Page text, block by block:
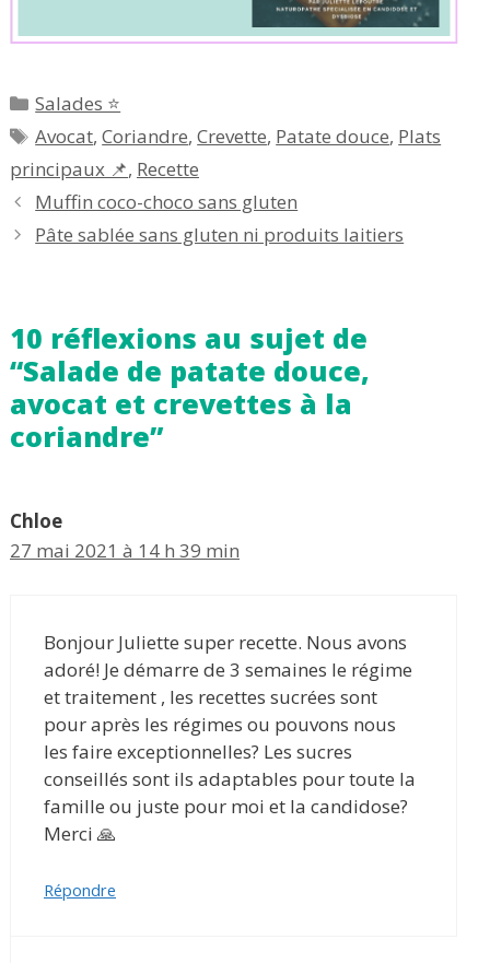
Catégories
Salades ⭐
Étiquettes
Avocat,Coriandre,Crevette, Patate douce, Plats
principaux 📌, Recette
Muffin coco-choco sans gluten
Pâte sablée sans gluten ni produits laitiers
10 réflexions au sujet de
“Salade de patate douce,
avocat et crevettes à la
coriandre”
Chloe
27 mai 2021 à 14 h 39 min
Bonjour Juliette super recette. Nous avons
adoré! Je démarre de 3 semaines le régime
et traitement , les recettes sucrées sont
pour après les régimes ou pouvons nous
les faire exceptionnelles? Les sucres
conseillés sont ils adaptables pour toute la
famille ou juste pour moi et la candidose?
Merci 🙏
Répondre